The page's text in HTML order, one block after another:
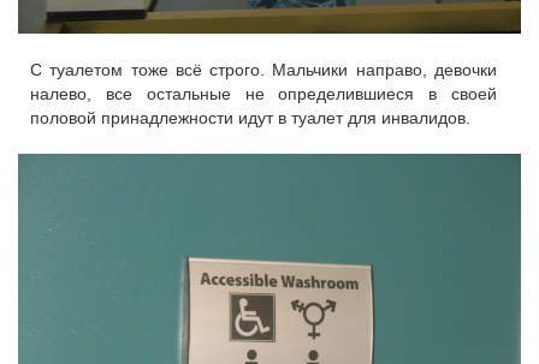
С туалетом тоже всё строго. Мальчики направо, девочки
налево, все остальные не определившиеся в своей
половой принадлежности идут в туалет для инвалидов.